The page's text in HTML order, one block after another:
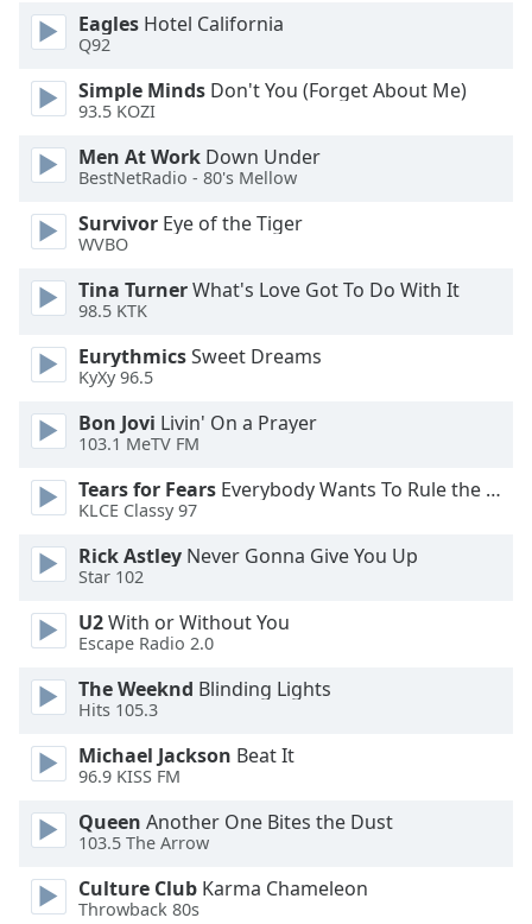
Text
Background
Area
Background
Color
Opacity
Font
Size
Text
Style
Done
Close
Dialog
End
Eagles Hotel California
Q92
Simple Minds Don't You (Forget About Me)
93.5 KOZI
Men At Work Down Under
BestNetRadio - 80's Mellow
Survivor Eye of the Tiger
WVBO
Tina TurnerWhat's Love Got To Do With It
98.5 KTK
EurythmicsSweet Dreams
KyXy 96.5
Bon Jovi Livin' On a Prayer
103.1 MeTV FM
Tears for Fears Everybody Wants To Rule the World
KLCE Classy 97
Rick Astley Never Gonna Give You Up
Star 102
U2With or Without You
Escape Radio 2.0
The Weeknd Blinding Lights
Hits 105.3
Michael Jackson Beat It
96.9 KISS FM
Queen Another One Bites the Dust
103.5 The Arrow
Culture Club Karma Chameleon
Throwback 80s